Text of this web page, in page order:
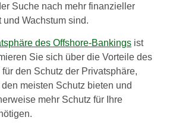
Suche nach mehr finanzieller
Wachstum sind.
des Offshore-Bankings ist
Sie sich über die Vorteile des
den Schutz der Privatsphäre,
meisten Schutz bieten und
mehr Schutz für Ihre